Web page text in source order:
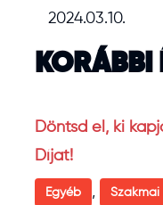
2024.03.10.
Döntsd el, ki
Díjat!
Egyéb , Szakmai